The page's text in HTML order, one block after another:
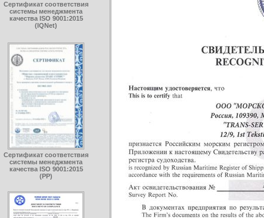
Сертификат соответствия
системы менеджмента
качества ISO 9001:2015
(IQNet)
Сертификат соответствия
системы менеджмента
качества ISO 9001:2015
(РP)